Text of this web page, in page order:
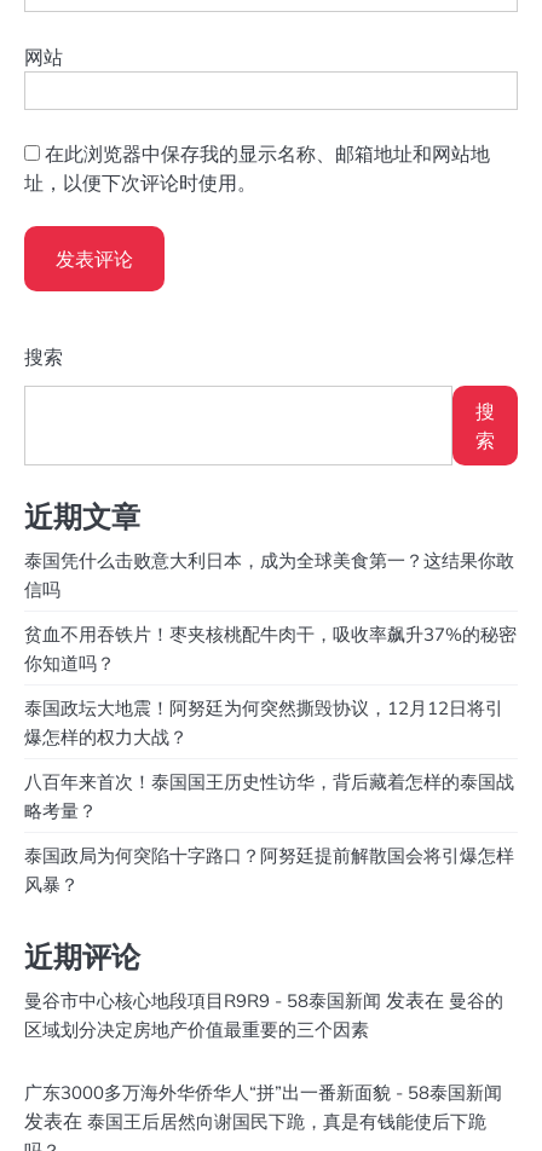
网站
在此浏览器中保存我的显示名称、邮箱地址和网站地
址，以便下次评论时使用。
搜索
搜
索
近期文章
泰国凭什么击败意大利日本，成为全球美食第一？这结果你敢
信吗
贫血不用吞铁片！枣夹核桃配牛肉干，吸收率飙升37%的秘密
你知道吗？
泰国政坛大地震！阿努廷为何突然撕毁协议，12月12日将引
爆怎样的权力大战？
八百年来首次！泰国国王历史性访华，背后藏着怎样的泰国战
略考量？
泰国政局为何突陷十字路口？阿努廷提前解散国会将引爆怎样
风暴？
近期评论
曼谷市中心核心地段項目R9R9 - 58泰国新闻 发表在 曼谷的
区域划分决定房地产价值最重要的三个因素
广东3000多万海外华侨华人“拼”出一番新面貌 - 58泰国新闻
发表在 泰国王后居然向谢国民下跪，真是有钱能使后下跪